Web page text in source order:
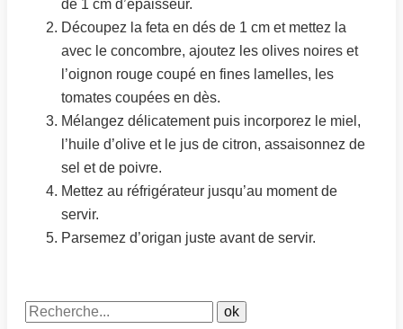
de 1 cm d’épaisseur.
Découpez la feta en dés de 1 cm et mettez la
avec le concombre, ajoutez les olives noires et
l’oignon rouge coupé en fines lamelles, les
tomates coupées en dès.
Mélangez délicatement puis incorporez le miel,
l’huile d’olive et le jus de citron, assaisonnez de
sel et de poivre.
Mettez au réfrigérateur jusqu’au moment de
servir.
Parsemez d’origan juste avant de servir.